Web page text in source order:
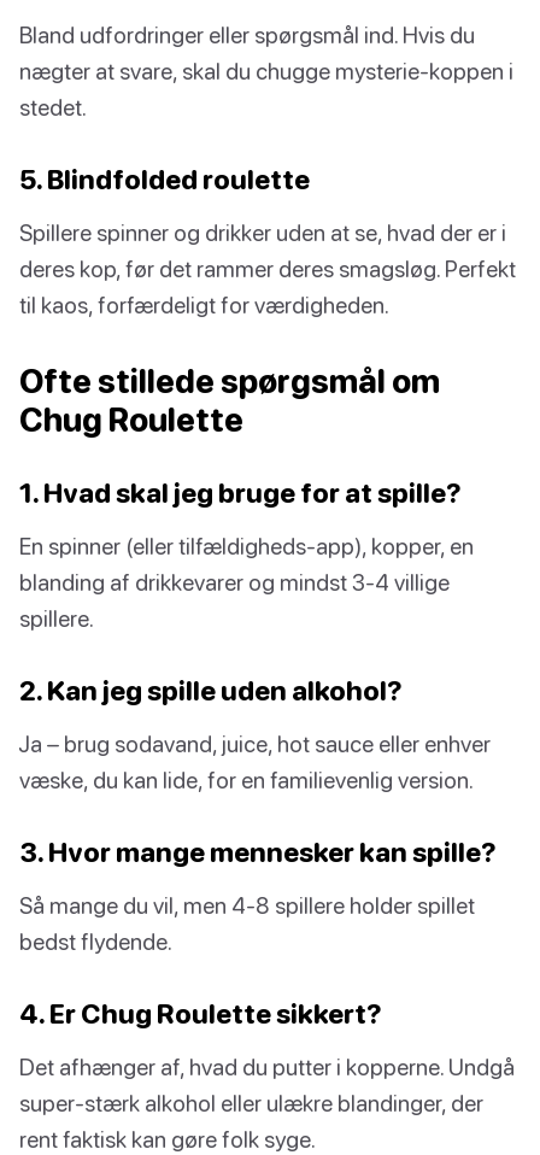
Bland udfordringer eller spørgsmål ind. Hvis du
nægter at svare, skal du chugge mysterie-koppen i
stedet.
5. Blindfolded roulette
Spillere spinner og drikker uden at se, hvad der er i
deres kop, før det rammer deres smagsløg. Perfekt
til kaos, forfærdeligt for værdigheden.
Ofte stillede spørgsmål om
Chug Roulette
1. Hvad skal jeg bruge for at spille?
En spinner (eller tilfældigheds-app), kopper, en
blanding af drikkevarer og mindst 3-4 villige
spillere.
2. Kan jeg spille uden alkohol?
Ja – brug sodavand, juice, hot sauce eller enhver
væske, du kan lide, for en familievenlig version.
3. Hvor mange mennesker kan spille?
Så mange du vil, men 4-8 spillere holder spillet
bedst flydende.
4. Er Chug Roulette sikkert?
Det afhænger af, hvad du putter i kopperne. Undgå
super-stærk alkohol eller ulækre blandinger, der
rent faktisk kan gøre folk syge.